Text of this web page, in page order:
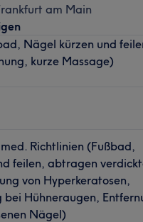
am Main
Nägel kürzen und
kurze Massage)
Richtlinien (Fußbad,
feilen, abtragen
von Hyperkeratosen,
bei Hühneraugen,
Nägel)